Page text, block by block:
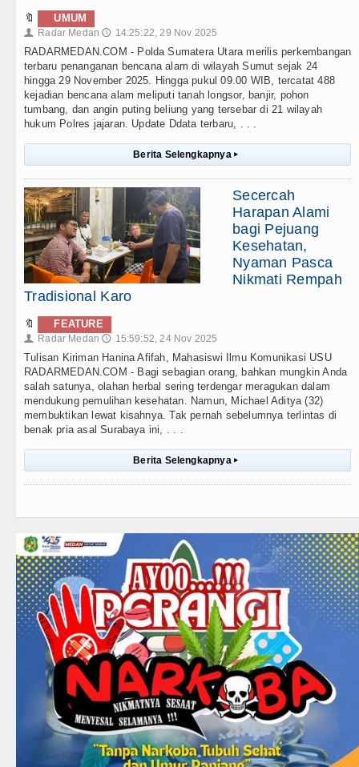
🔖 UMUM
👤 Radar Medan 🕔 14:25:22, 29 Nov 2025
RADARMEDAN.COM - Polda Sumatera Utara merilis perkembangan
terbaru penanganan bencana alam di wilayah Sumut sejak 24
hingga 29 November 2025. Hingga pukul 09.00 WIB, tercatat 488
kejadian bencana alam meliputi tanah longsor, banjir, pohon
tumbang, dan angin puting beliung yang tersebar di 21 wilayah
hukum Polres jajaran. Update Ddata terbaru, . . .
Berita Selengkapnya ▸
Secercah
Harapan Alami
bagi Pejuang
Kesehatan,
Nyaman Pasca
Nikmati Rempah
Tradisional Karo
🔖 FEATURE
👤 Radar Medan 🕔 15:59:52, 24 Nov 2025
Tulisan Kiriman Hanina Afifah, Mahasiswi Ilmu Komunikasi USU
RADARMEDAN.COM - Bagi sebagian orang, bahkan mungkin Anda
salah satunya, olahan herbal sering terdengar meragukan dalam
mendukung pemulihan kesehatan. Namun, Michael Aditya (32)
membuktikan lewat kisahnya. Tak pernah sebelumnya terlintas di
benak pria asal Surabaya ini, . . .
Berita Selengkapnya ▸